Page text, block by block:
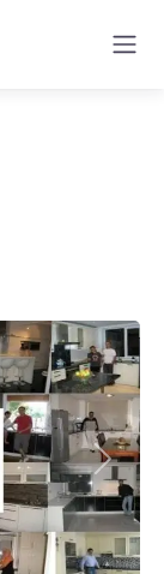
Next